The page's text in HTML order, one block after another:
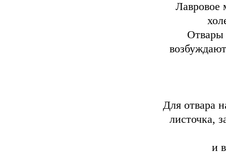
Лавровое
Отвары
Для отвара
листочка,
и